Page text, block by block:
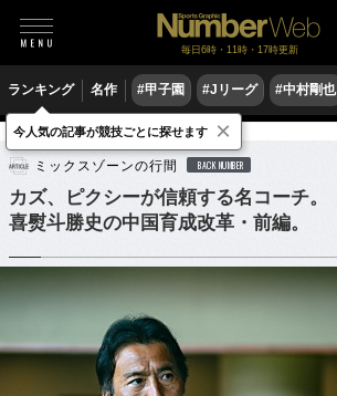
毎日6時・11時・17時更新
ランキング 名作 #甲子園 #Jリーグ #中村剛也
サッカー 海外サッカー
ミックスゾーンの行間 BACK NUMBER
カズ、ピクシーが信頼する名コーチ。
喜熨斗勝史の中国育成改革・前編。
今人気の記事が競技ごとに探せます ×